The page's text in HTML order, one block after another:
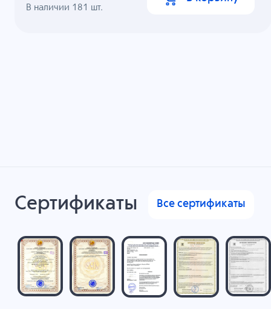
В наличии 181 шт.
Сертификаты Все сертификаты